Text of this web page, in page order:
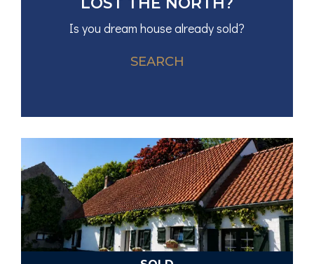
Is you dream house already sold?
SEARCH